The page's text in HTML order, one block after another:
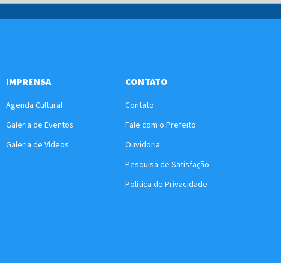
IMPRENSA
Agenda Cultural
Galeria de Eventos
Galeria de Vídeos
CONTATO
Contato
Fale com o Prefeito
Ouvidoria
Pesquisa de Satisfação
Politica de Privacidade